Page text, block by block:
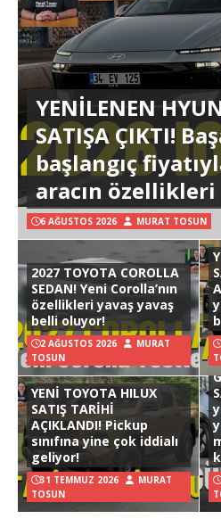
YENİLENEN
SATIŞA ÇIKTI!
başlangıç
aracın özellikleri
6 AĞUSTOS 2026 MURAT TOSUN
2027 TOYOTA COROLLA
SEDAN! Yeni Corolla’nın
özellikleri yavaş yavaş
belli oluyor!
2 AĞUSTOS 2026
MURAT
TOSUN
YENİ TOYOTA HILUX
SATIŞ TARİHİ
AÇIKLANDI! Pickup
sınıfına yine çok iddialı
geliyor!
31 TEMMUZ 2026
MURAT
TOSUN